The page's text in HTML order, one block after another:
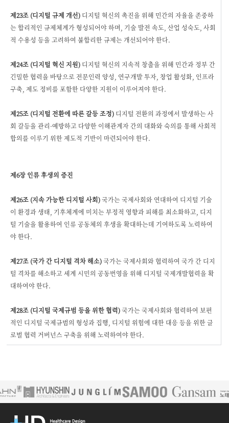
제23조 (디지털 규제 개선) 디지털 혁신의 촉진을 위해 민간의 자율을 존중하
는 합리적인 규제체계가 형성되어야 하며, 기술 발전 속도, 산업 성숙도, 사회
적 수용성 등을 고려하여 불합리한 규제는 개선되어야 한다.
제24조 (디지털 혁신 지원) 디지털 혁신의 지속적 창출을 위해 민간과 정부 간
긴밀한 협력을 바탕으로 전문인력 양성, 연구개발 투자, 창업 활성화, 인프라
구축, 제도 정비를 포함한 다양한 지원이 이루어져야 한다.
제25조 (디지털 전환에 따른 갈등 조정) 디지털 전환의 과정에서 발생하는 사
회 갈등을 관리·예방하고 다양한 이해관계자 간의 대화와 숙의를 통해 사회적
합의를 이루기 위한 제도적 기반이 마련되어야 한다.
제6장 인류 후생의 증진
제26조 (지속 가능한 디지털 사회)국가는 국제사회와 연대하여 디지털 기술
이 환경과 생태, 기후체계에 미치는 부정적 영향과 피해를 최소화하고, 디지
털 기술을 활용하여 인류 공동체의 후생을 확대하는데 기여하도록 노력하여
야 한다.
제27조 (국가 간 디지털 격차 해소)국가는 국제사회와 협력하여 국가 간 디지
털 격차를 해소하고 세계 시민의 공동번영을 위해 디지털 국제개발협력을 확
대하여야 한다.
제28조 (디지털 국제규범 등을 위한 협력)국가는 국제사회와 협력하여 보편
적인 디지털 국제규범의 형성과 집행, 디지털 위험에 대한 대응 등을 위한 글
로벌 협력 거버넌스 구축을 위해 노력하여야 한다.